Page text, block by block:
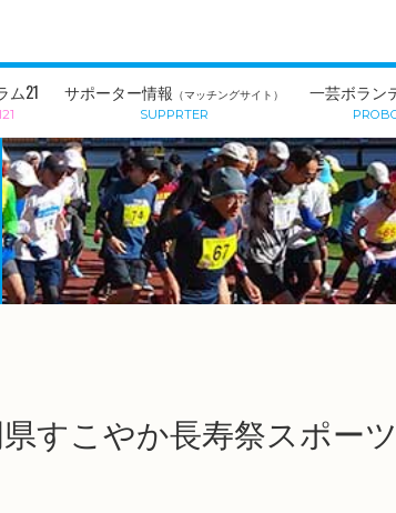
ム21 サポーター情報 （マッチングサイト）
SUPPRTER
一芸ボラン
すこやか長寿祭スポー